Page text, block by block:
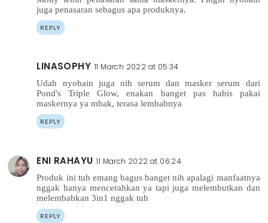
juga penasaran sebagus apa produknya.
REPLY
LINASOPHY 11 March 2022 at 05:34
Udah nyobain juga nih serum dan masker serum dari
Pond's Triple Glow, enakan banget pas habis pakai
maskernya ya mbak, terasa lembabnya
REPLY
ENI RAHAYU 11 March 2022 at 06:24
Produk ini tuh emang bagus banget nih apalagi manfaatnya
nggak hanya mencerahkan ya tapi juga melembutkan dan
melembabkan 3in1 nggak tuh
REPLY